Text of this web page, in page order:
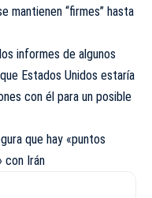
mantienen “firmes” hasta
informes de algunos
Estados Unidos estaría
con él para un posible
que hay «puntos
con Irán